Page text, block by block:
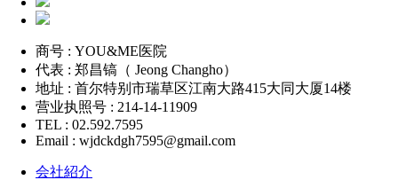
商号 : YOU&ME医院
代表 : 郑昌镐（ Jeong Changho）
地址 : 首尔特别市瑞草区江南大路415大同大厦14楼
营业执照号 : 214-14-11909
TEL : 02.592.7595
Email : wjdckdgh7595@gmail.com
会社紹介